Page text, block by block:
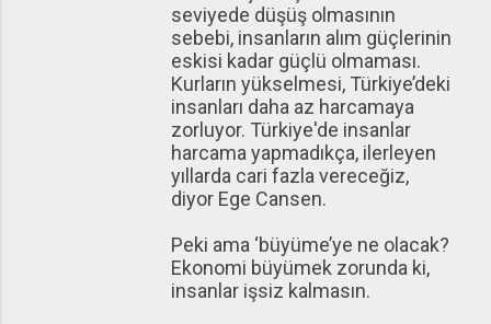
seviyede düşüş olmasının
sebebi, insanların alım güçlerinin
eskisi kadar güçlü olmaması.
Kurların yükselmesi, Türkiye’deki
insanları daha az harcamaya
zorluyor. Türkiye'de insanlar
harcama yapmadıkça, ilerleyen
yıllarda cari fazla vereceğiz,
diyor Ege Cansen.
Peki ama ‘büyüme’ye ne olacak?
Ekonomi büyümek zorunda ki,
insanlar işsiz kalmasın.